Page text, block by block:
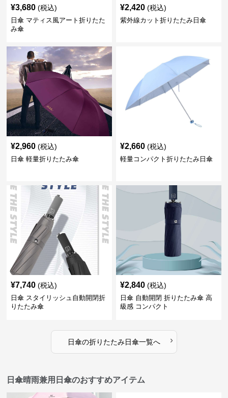
¥3,680 (税込)
日傘 マティス風アート折りたた
み傘
¥2,420 (税込)
紫外線カット折りたたみ日傘
¥2,960 (税込)
日傘 軽量折りたたみ傘
¥2,660 (税込)
軽量コンパクト折りたたみ日傘
¥7,740 (税込)
日傘 スタイリッシュ自動開閉折
りたたみ傘
¥2,840 (税込)
日傘 自動開閉 折りたたみ傘 高
級感 コンパクト
日傘の折りたたみ日傘一覧へ ›
日傘晴雨兼用日傘のおすすめアイテム